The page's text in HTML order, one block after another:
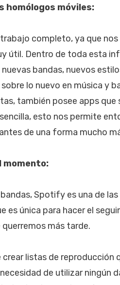
homólogos móviles:
completo, ya que
útil. Dentro de toda esta
bandas, nuevos
lo nuevo en música y
también posee apps que
esto nos permite
de una forma mucho
momento:
Spotify es una de las
es única para hacer el
más tarde.
listas de reproducción
de utilizar ningún